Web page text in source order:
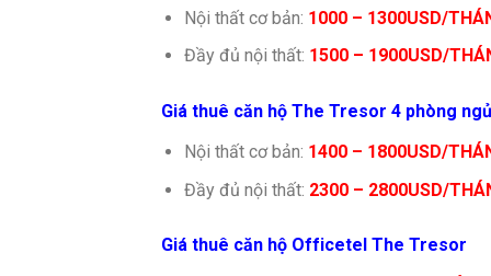
Nội thất cơ bản: 1000 – 1300USD/
Đầy đủ nội thất: 1500 – 1900USD/
Giá thuê căn hộ The Tresor 4 phòng ngủ
Nội thất cơ bản: 1400 – 1800USD/
Đầy đủ nội thất: 2300 – 2800USD/
Giá thuê căn hộ Officetel The Tresor